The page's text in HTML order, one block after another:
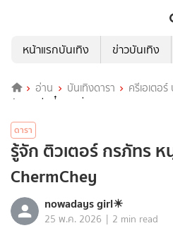
หน้าแรกบันเทิง
ข่าวบันเทิง
อ่าน บันเทิงดารา ครีเอเตอ
ภัทร หนุ่มตี๋จาก เฉิ่มเชย ChermChey
ดารา
รู้จัก ติวเตอร์ กรภัทร ห
ChermChey
nowadays girl☀︎︎
25 พ.ค. 2026 | 2 min read